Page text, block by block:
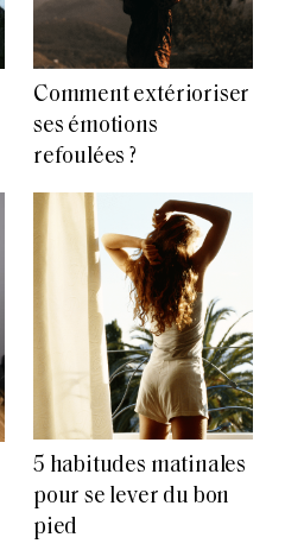
Comment extérioriser
ses émotions
refoulées ?
5 habitudes matinales
pour se lever du bon
pied